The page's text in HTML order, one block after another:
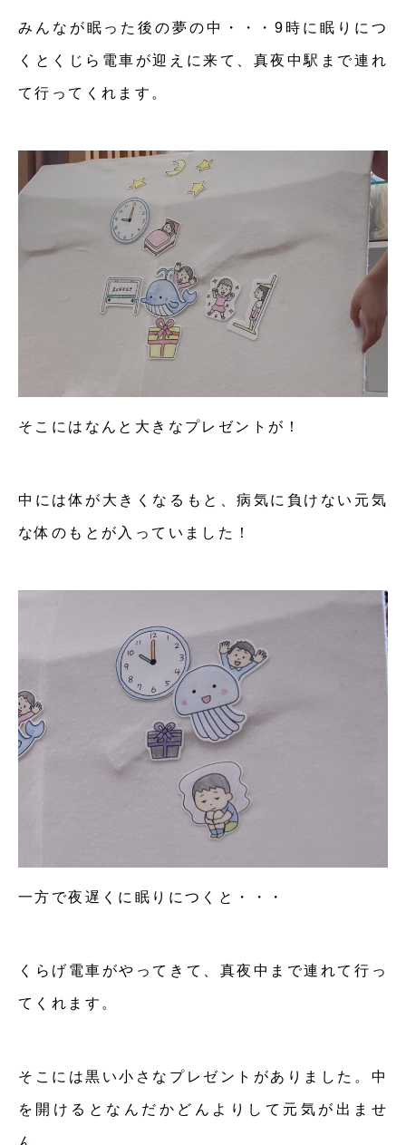
みんなが眠った後の夢の中・・・9時に眠りにつ
くとくじら電車が迎えに来て、真夜中駅まで連れ
て行ってくれます。
そこにはなんと大きなプレゼントが！
中には体が大きくなるもと、病気に負けない元気
な体のもとが入っていました！
一方で夜遅くに眠りにつくと・・・
くらげ電車がやってきて、真夜中まで連れて行っ
てくれます。
そこには黒い小さなプレゼントがありました。中
を開けるとなんだかどんよりして元気が出ませ
ん。